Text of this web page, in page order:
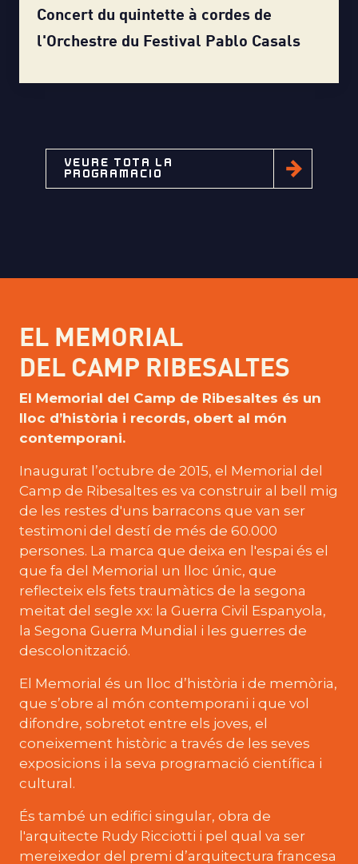
Concert du quintette à cordes de
l'Orchestre du Festival Pablo Casals
VEURE TOTA LA
PROGRAMACIÓ
EL MEMORIAL
DEL CAMP RIBESALTES
El Memorial del Camp de Ribesaltes és un
lloc d’història i records, obert al món
contemporani.
Inaugurat l’octubre de 2015, el Memorial del
Camp de Ribesaltes es va construir al bell mig
de les restes d'uns barracons que van ser
testimoni del destí de més de 60.000
persones. La marca que deixa en l'espai és el
que fa del Memorial un lloc únic, que
reflecteix els fets traumàtics de la segona
meitat del segle xx: la Guerra Civil Espanyola,
la Segona Guerra Mundial i les guerres de
descolonització.
El Memorial és un lloc d’història i de memòria,
que s’obre al món contemporani i que vol
difondre, sobretot entre els joves, el
coneixement històric a través de les seves
exposicions i la seva programació científica i
cultural.
És també un edifici singular, obra de
l'arquitecte Rudy Ricciotti i pel qual va ser
mereixedor del premi d’arquitectura francesa